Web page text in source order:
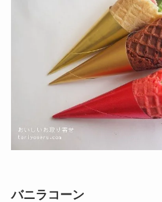
バニラコーン